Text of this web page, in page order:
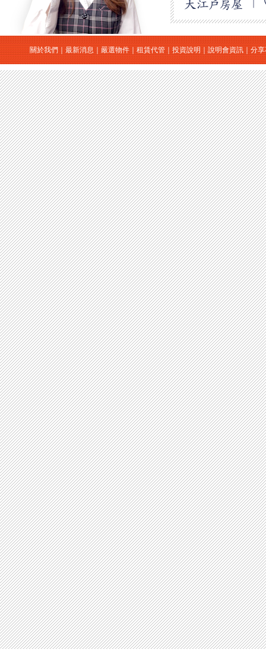
關於我們 最新消息 嚴選物件｜ 租賃代管｜ 投資說明 說明會資訊｜ 分
日本房地產
｜
日本買房
｜
日本購屋
｜
日本投資
｜
大江戶房屋有限公司